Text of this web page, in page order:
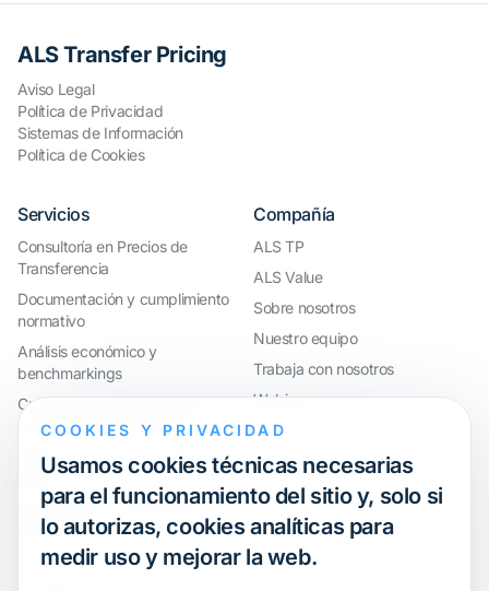
ALS Transfer Pricing
Aviso Legal
Política de Privacidad
Sistemas de Información
Política de Cookies
Servicios
Consultoría en Precios de
Transferencia
Documentación y cumplimiento
normativo
Análisis económico y
benchmarkings
Cumplimiento internacional y
reorganización de grupos
Defensa ante inspecciones y
litigios
Valoraciones y operaciones
financieras
Compañía
ALS TP
ALS Value
Sobre nosotros
Nuestro equipo
Trabaja con nosotros
Webinar
COOKIES Y PRIVACIDAD
Usamos cookies técnicas necesarias
para el funcionamiento del sitio y, solo si
lo autorizas, cookies analíticas para
medir uso y mejorar la web.